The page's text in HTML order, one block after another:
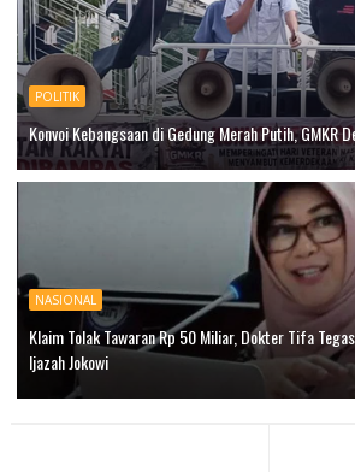
POLITIK
Konvoi Kebangsaan di Gedung Merah Putih, GMKR
NASIONAL
Klaim Tolak Tawaran Rp 50 Miliar, Dokter Tifa
Ijazah Jokowi